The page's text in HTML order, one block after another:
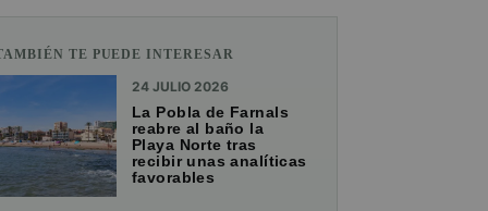
TE PUEDE INTERESAR
24 JULIO 2026
La Pobla de Farnals
reabre al baño la
Playa Norte tras
recibir unas analíticas
favorables